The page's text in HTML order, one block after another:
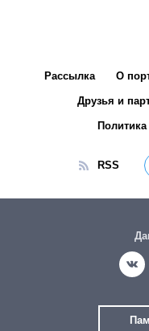
Рассылка О
Друзья и
RSS